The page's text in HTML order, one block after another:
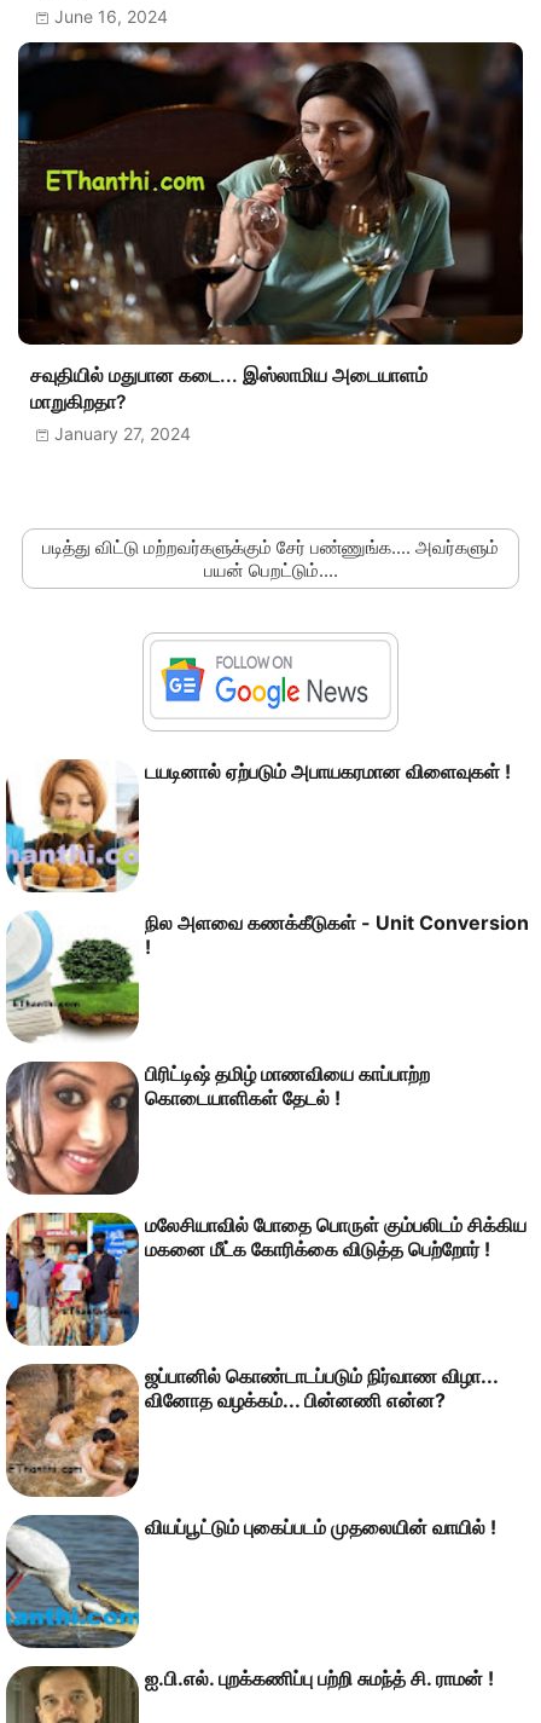
June 16, 2024
சவுதியில் மதுபான கடை... இஸ்லாமிய அடையாளம்
மாறுகிறதா?
January 27, 2024
படித்து விட்டு மற்றவர்களுக்கும் சேர் பண்ணுங்க.... அவர்களும்
பயன் பெறட்டும்....
டயடினால் ஏற்படும் அபாயகரமான விளைவுகள் !
நில அளவை கணக்கீடுகள் - Unit Conversion
!
பிரிட்டிஷ் தமிழ் மாணவியை காப்பாற்ற
கொடையாளிகள் தேடல் !
மலேசியாவில் போதை பொருள் கும்பலிடம் சிக்கிய
மகனை மீட்க கோரிக்கை விடுத்த பெற்றோர் !
ஜப்பானில் கொண்டாடப்படும் நிர்வாண விழா...
வினோத வழக்கம்... பின்னணி என்ன?
வியப்பூட்டும் புகைப்படம் முதலையின் வாயில் !
ஐ.பி.எல். புறக்கணிப்பு பற்றி சுமந்த் சி. ராமன் !